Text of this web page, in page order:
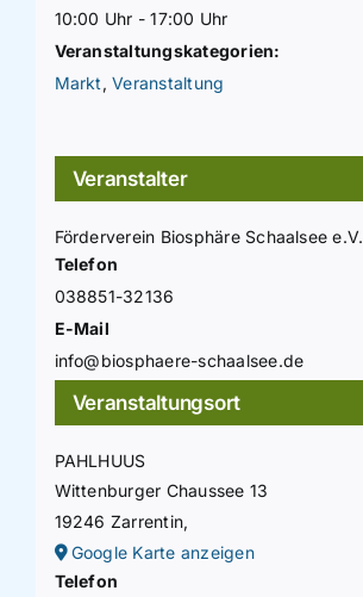
10:00 Uhr - 17:00 Uhr
Veranstaltungskategorien:
Markt,Veranstaltung
Veranstaltungsort
PAHLHUUS
Wittenburger Chaussee 13
19246 Zarrentin,
Google Karte anzeigen
Telefon
Veranstalter
Förderverein Biosphäre Schaalsee e.V.
Telefon
038851-32136
E-Mail
info@biosphaere-schaalsee.de